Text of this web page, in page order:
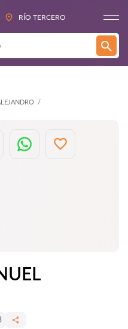
RÍO TERCERO